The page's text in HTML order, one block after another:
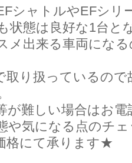
シャトルやEFシリ
状態は良好な1台と
メ出来る車両にな
取り扱っているの
が難しい場合はお
や気になる点のチ
格にて承ります★